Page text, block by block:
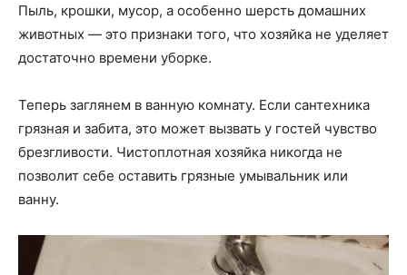
Пыль, крошки, мусор, а особенно шерсть домашних
животных — это признаки того, что хозяйка не уделяет
достаточно времени уборке.
Теперь заглянем в ванную комнату. Если сантехника
грязная и забита, это может вызвать у гостей чувство
брезгливости. Чистоплотная хозяйка никогда не
позволит себе оставить грязные умывальник или
ванну.